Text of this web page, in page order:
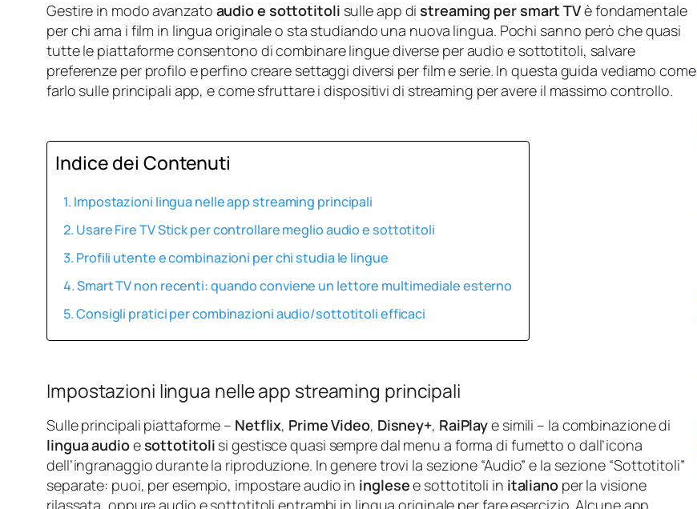
Gestire in modo avanzato audio e sottotitoli sulle app distreaming per smart TVè fondamentale
per chi ama i film in lingua originale o sta studiando una nuova lingua. Pochi sanno però che quasi
tutte le piattaforme consentono di combinare lingue diverse per audio e sottotitoli, salvare
preferenze per profilo e perfino creare settaggi diversi per film e serie. In questa guida vediamo come
farlo sulle principali app, e come sfruttare i dispositivi di streaming per avere il massimo controllo.
Indice dei Contenuti
Impostazioni lingua nelle app streaming principali
Usare Fire TV Stick per controllare meglio audio e sottotitoli
Profili utente e combinazioni per chi studia le lingue
Smart TV non recenti: quando conviene un lettore multimediale esterno
Consigli pratici per combinazioni audio/sottotitoli efficaci
Impostazioni lingua nelle app streaming principali
Sulle principali piattaforme – Netflix, Prime Video, Disney+, RaiPlaye simili – la combinazione di
lingua audioesottotitoli si gestisce quasi sempre dal menu a forma di fumetto o dall’icona
dell’ingranaggio durante la riproduzione. In genere trovi la sezione “Audio” e la sezione “Sottotitoli”
separate: puoi, per esempio, impostare audio in inglesee sottotitoli in italianoper la visione